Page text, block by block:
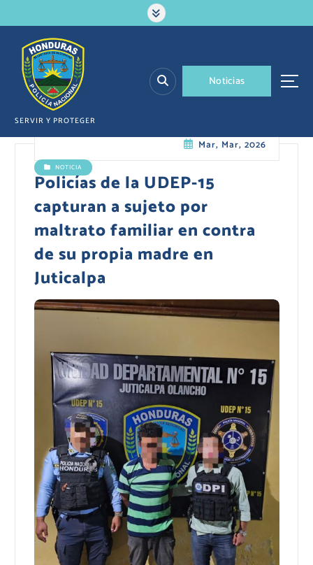
a
SERVIR Y PROTEGER
Noticias
Mar, Mar, 2026
NOTICIA
Policías de la UDEP-15
capturan a sujeto por
maltrato familiar en contra
de su propia madre en
Juticalpa